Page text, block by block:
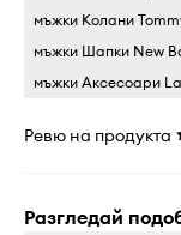
мъжки Колани
мъжки Шапки New
мъжки Аксесоари
Ревю на продукта
Разгледай